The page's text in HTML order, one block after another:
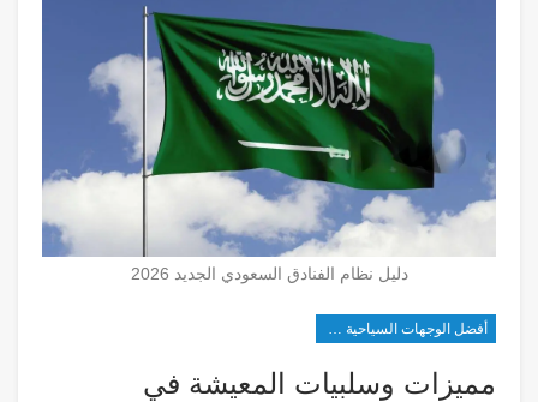
دليل نظام الفنادق السعودي الجديد 2026
مميزات وسلبيات المعيشة في